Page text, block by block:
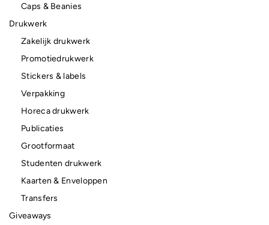
Caps & Beanies
Drukwerk
Zakelijk drukwerk
Promotiedrukwerk
Stickers & labels
Verpakking
Horeca drukwerk
Publicaties
Grootformaat
Studenten drukwerk
Kaarten & Enveloppen
Transfers
Giveaways